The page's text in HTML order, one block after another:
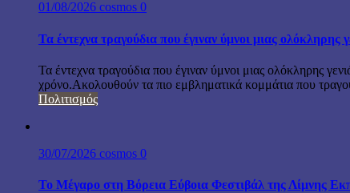
01/08/2026 cosmos 0
Τα έντεχνα τραγούδια που έγιναν ύμνοι μιας ολόκληρης
Τα έντεχνα τραγούδια που έγιναν ύμνοι μιας ολόκληρης
χρόνο.Ακολουθούν τα πιο εμβληματικά κομμάτια που
Πολιτισμός
30/07/2026 cosmos 0
Το Μέγαρο στη Βόρεια Εύβοια Φεστιβάλ της Λίμνης